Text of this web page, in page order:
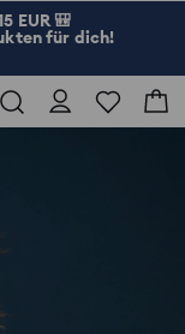
EUR 🎒
für dich!